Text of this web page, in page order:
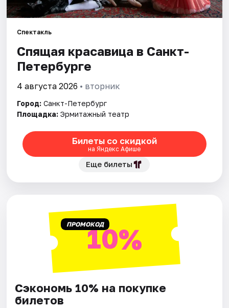
Площадки
Артисты
Спектакль
Спящая красавица в Санкт-
Петербурге
4 августа 2026 • вторник
Город: Санкт-Петербург
Площадка: Эрмитажный театр
Билеты со скидкой
на Яндекс Афише
Еще билеты
ПРОМОКОД10%
Сэкономь 10% на покупке
билетов